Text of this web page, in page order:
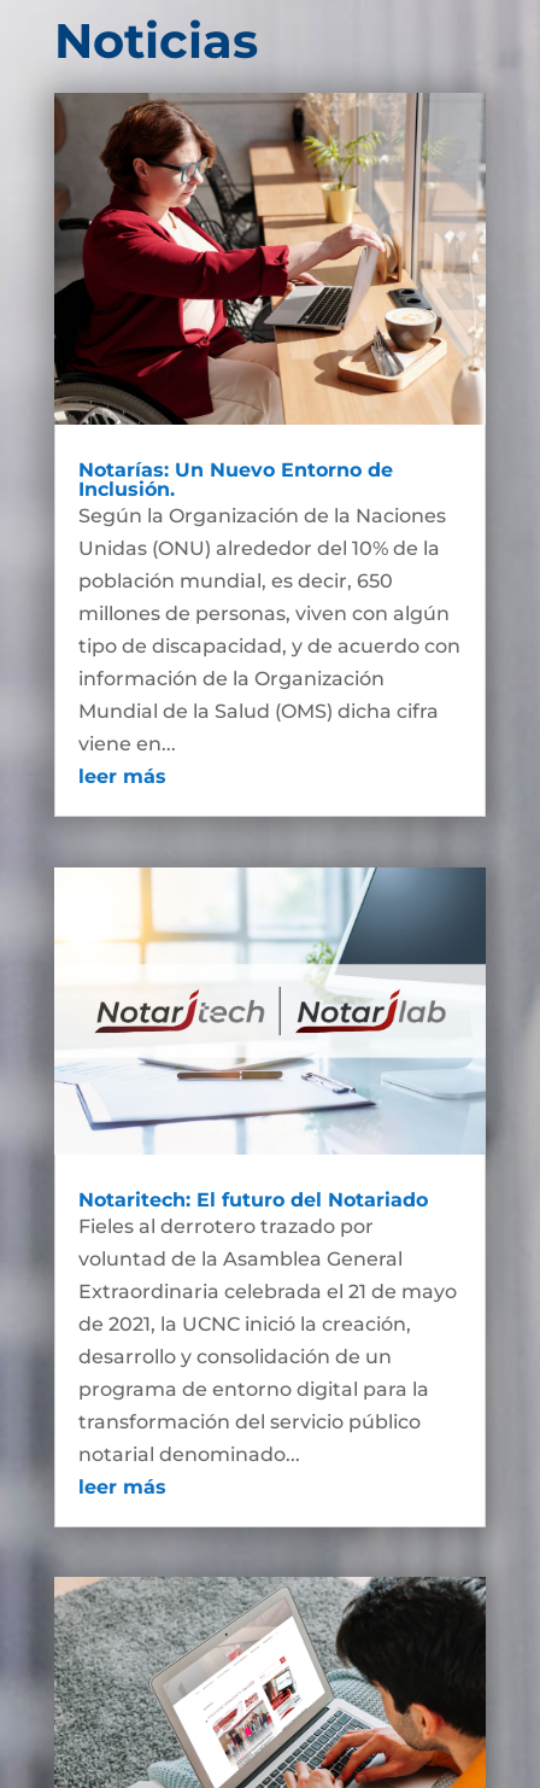
Noticias
Notarías: Un Nuevo Entorno de
Inclusión.
Según la Organización de la Naciones
Unidas (ONU) alrededor del 10% de la
población mundial, es decir, 650
millones de personas, viven con algún
tipo de discapacidad, y de acuerdo con
información de la Organización
Mundial de la Salud (OMS) dicha cifra
viene en...
leer más
Notaritech: El futuro del Notariado
Fieles al derrotero trazado por
voluntad de la Asamblea General
Extraordinaria celebrada el 21 de mayo
de 2021, la UCNC inició la creación,
desarrollo y consolidación de un
programa de entorno digital para la
transformación del servicio público
notarial denominado...
leer más